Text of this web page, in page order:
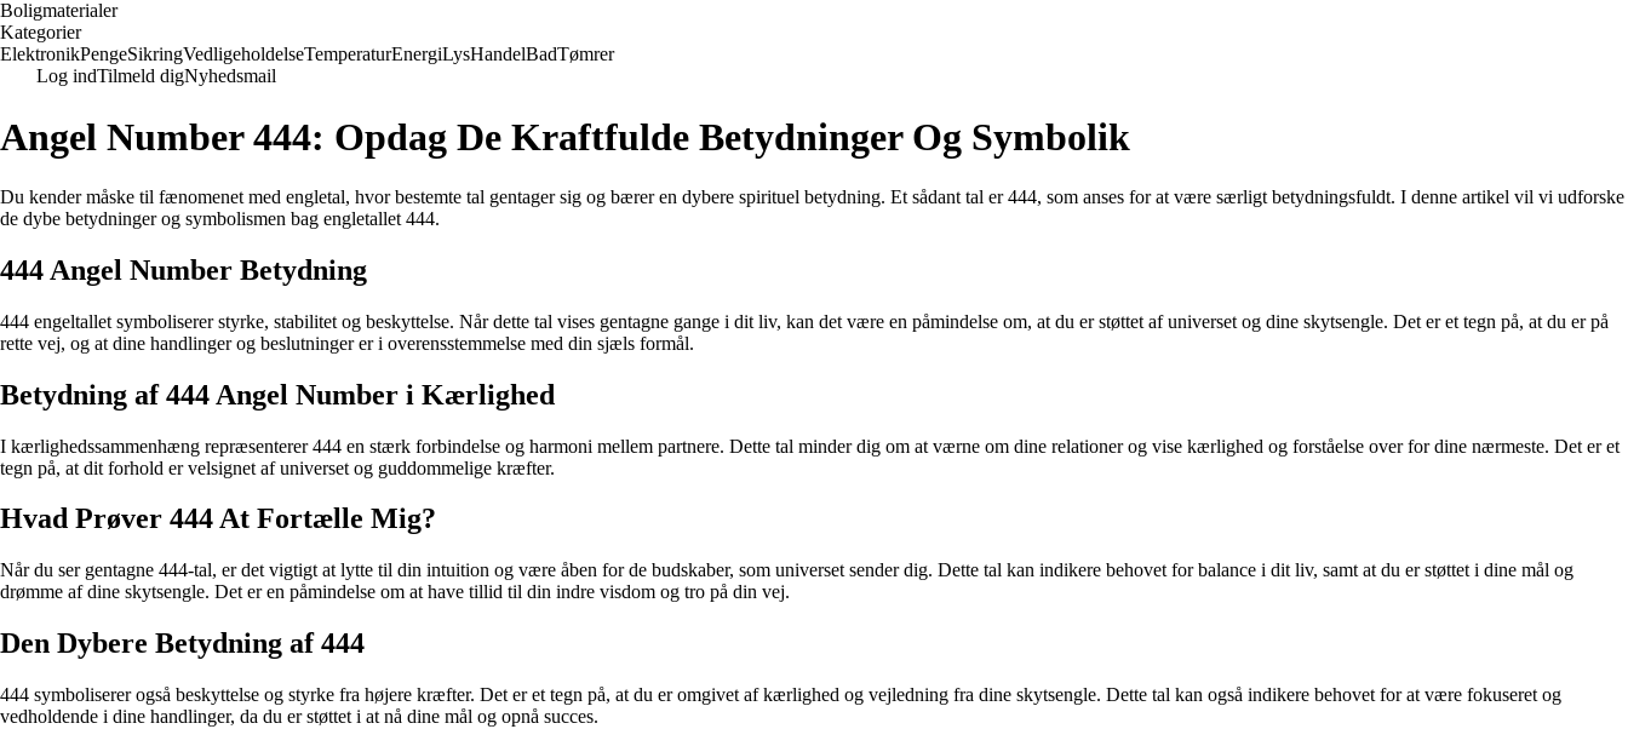
Boligmaterialer
Kategorier
ElektronikPengeSikringVedligeholdelseTemperaturEnergiLysHandelBadTømrer
Log indTilmeld digNyhedsmail
Angel Number 444: Opdag De Kraftfulde Betydninger Og Symbolik
Du kender måske til fænomenet med engletal, hvor bestemte tal gentager sig og bærer en dybere spirituel betydning. Et sådant tal er 444, som anses for at være særligt betydningsfuldt. I denne artikel vil vi udforske
de dybe betydninger og symbolismen bag engletallet 444.
444 Angel Number Betydning
444 engeltallet symboliserer styrke, stabilitet og beskyttelse. Når dette tal vises gentagne gange i dit liv, kan det være en påmindelse om, at du er støttet af universet og dine skytsengle. Det er et tegn på, at du er på
rette vej, og at dine handlinger og beslutninger er i overensstemmelse med din sjæls formål.
Betydning af 444 Angel Number i Kærlighed
I kærlighedssammenhæng repræsenterer 444 en stærk forbindelse og harmoni mellem partnere. Dette tal minder dig om at værne om dine relationer og vise kærlighed og forståelse over for dine nærmeste. Det er et
tegn på, at dit forhold er velsignet af universet og guddommelige kræfter.
Hvad Prøver 444 At Fortælle Mig?
Når du ser gentagne 444-tal, er det vigtigt at lytte til din intuition og være åben for de budskaber, som universet sender dig. Dette tal kan indikere behovet for balance i dit liv, samt at du er støttet i dine mål og
drømme af dine skytsengle. Det er en påmindelse om at have tillid til din indre visdom og tro på din vej.
Den Dybere Betydning af 444
444 symboliserer også beskyttelse og styrke fra højere kræfter. Det er et tegn på, at du er omgivet af kærlighed og vejledning fra dine skytsengle. Dette tal kan også indikere behovet for at være fokuseret og
vedholdende i dine handlinger, da du er støttet i at nå dine mål og opnå succes.